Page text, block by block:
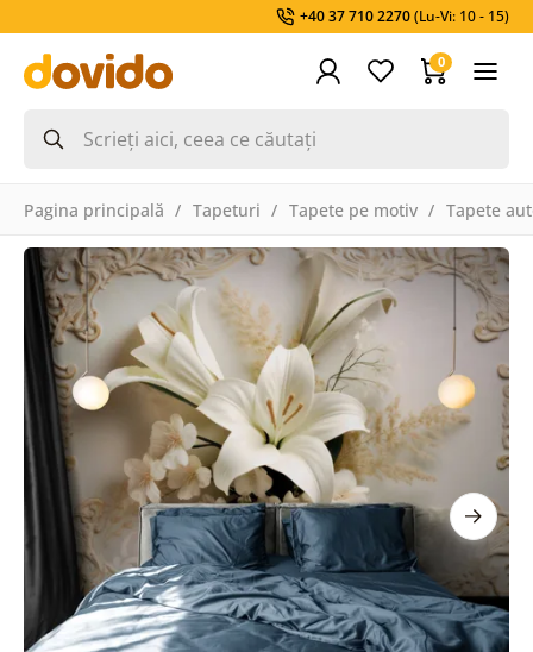
+40 37 710 2270(Lu-Vi: 10 - 15)
0
Pagina principală Tapeturi Tapete pe motiv Tapete